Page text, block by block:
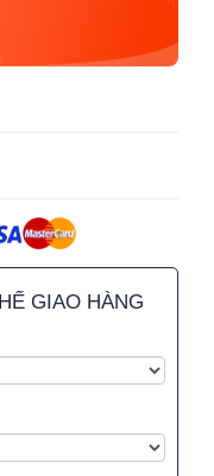
GIAO HÀNG